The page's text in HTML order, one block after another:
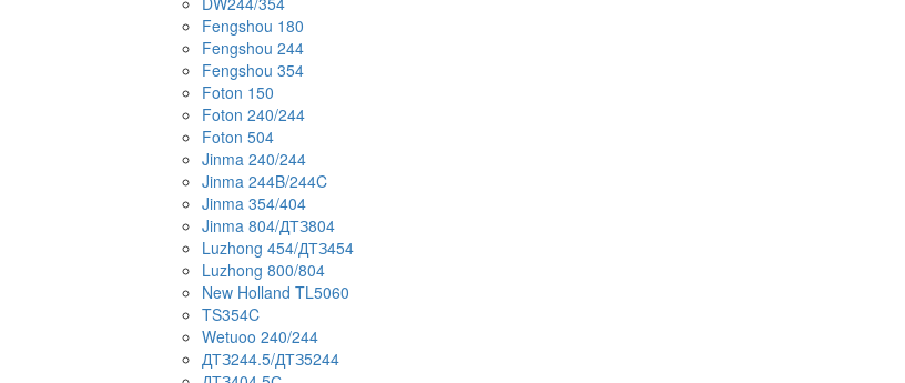
Fengshou 180
Fengshou 244
Fengshou 354
Foton 150
Foton 240/244
Foton 504
Jinma 240/244
Jinma 244B/244C
Jinma 354/404
Jinma 804/ДТЗ804
Luzhong 454/ДТЗ454
Luzhong 800/804
New Holland TL5060
TS354C
Wetuoo 240/244
ДТЗ244.5/ДТЗ5244